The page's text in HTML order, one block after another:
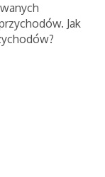
Jak